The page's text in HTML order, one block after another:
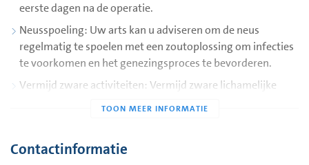
eerste dagen na de operatie.
Neusspoeling: Uw arts kan u adviseren om de neus
regelmatig te spoelen met een zoutoplossing om infecties
te voorkomen en het genezingsproces te bevorderen.
Vermijd zware activiteiten: Vermijd zware lichamelijke
Gebruik van stent: De siliconenstent wordt 2 tot 3
maanden na de operatie verwijderd. Dit gebeurt tijdens
Contactinformatie